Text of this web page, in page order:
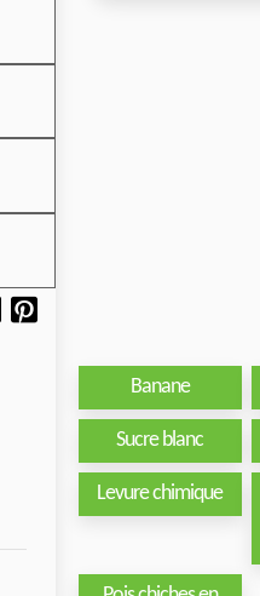
Banane
Sucre blanc
Levure chimique